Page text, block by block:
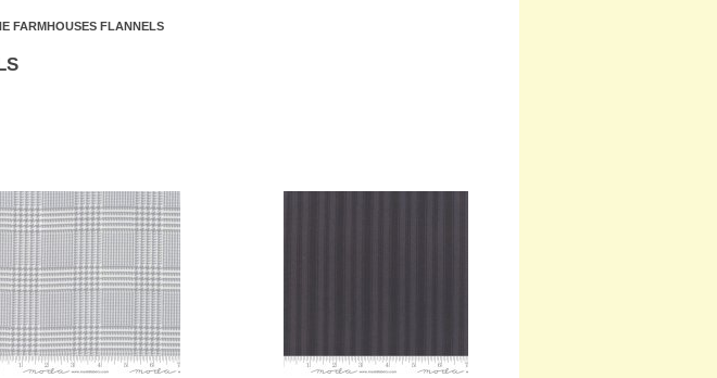
FARMHOUSES FLANNELS